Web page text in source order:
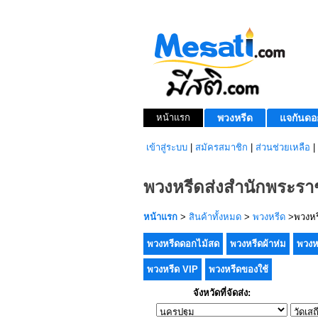
หน้าแรก พวงหรีด แจกันดอ
เข้าสู่ระบบ สมัครสมาชิก ส่วนช่วยเหลือ
พวงหรีดส่งสำนักพระรา
หน้าแรก > สินค้าทั้งหมด > พวงหรีด >พวงห
พวงหรีดดอกไม้สด พวงหรีดผ้าห่ม พวง
พวงหรีด VIP พวงหรีดของใช้
จังหวัดที่จัดส่ง: